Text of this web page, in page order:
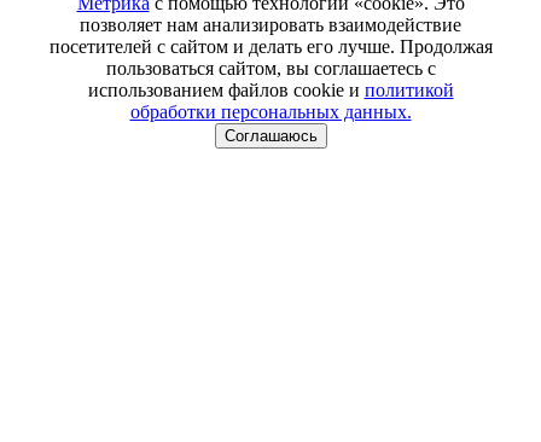
позволяет нам анализировать взаимодействие
посетителей с сайтом и делать его лучше. Продолжая
пользоваться сайтом, вы соглашаетесь с
использованием файлов cookie и политикой
обработки персональных данных.
Соглашаюсь